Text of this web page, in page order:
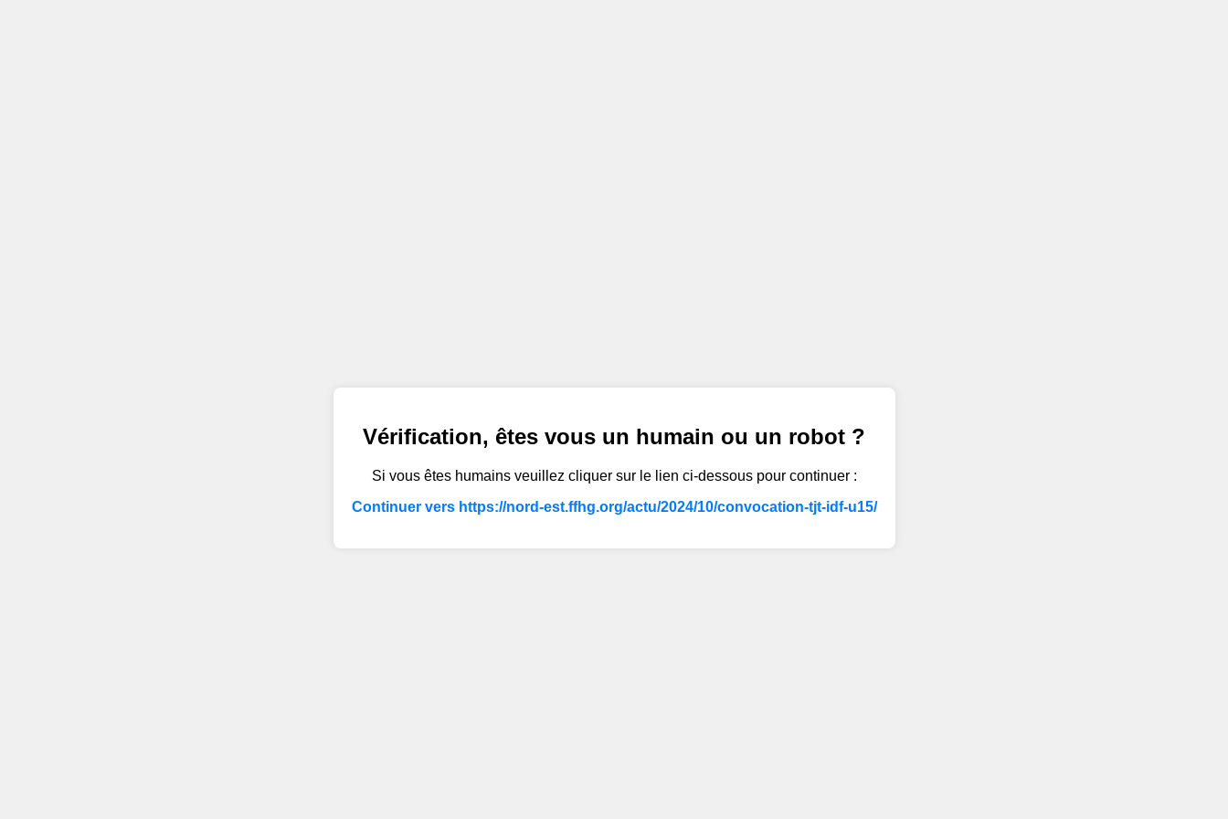
Vérification, êtes vous un humain ou un robot ?
Si vous êtes humains veuillez cliquer sur le lien ci-dessous pour continuer :
Continuer vers https://nord-est.ffhg.org/actu/2024/10/convocation-tjt-idf-u15/